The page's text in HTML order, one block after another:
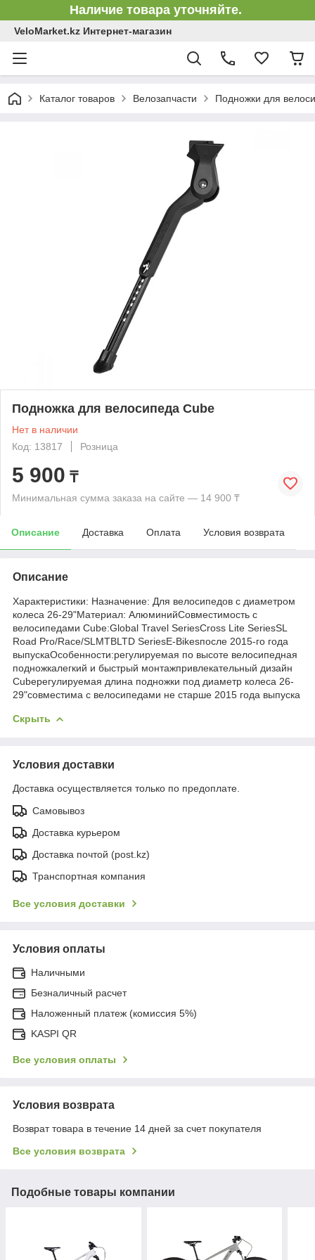
Наличие товара уточняйте.
VeloMarket.kz Интернет-магазин
Каталог товаров Велозапчасти Подножки для
Подножка для велосипеда Cube
Нет в наличии
Код: 13817
Розница
5 900 ₸
Минимальная сумма заказа на сайте — 14 900 ₸
Описание Доставка Оплата Условия возврата
Описание
Характеристики: Назначение: Для велосипедов с диаметром
колеса 26-29"Материал: АлюминийСовместимость с
велосипедами Cube:Global Travel SeriesCross Lite SeriesSL
Road Pro/Race/SLMTBLTD SeriesE-Bikesпосле 2015-го года
выпускаОсобенности:регулируемая по высоте велосипедная
подножкалегкий и быстрый монтажпривлекательный дизайн
Cubeрегулируемая длина подножки под диаметр колеса 26-
29"совместима с велосипедами не старше 2015 года выпуска
Скрыть
Условия доставки
Доставка осуществляется только по предоплате.
Самовывоз
Доставка курьером
Доставка почтой (post.kz)
Транспортная компания
Все условия доставки
Условия оплаты
Наличными
Безналичный расчет
Наложенный платеж (комиссия 5%)
KASPI QR
Все условия оплаты
Условия возврата
Возврат товара в течение 14 дней за счет покупателя
Все условия возврата
Подобные товары компании